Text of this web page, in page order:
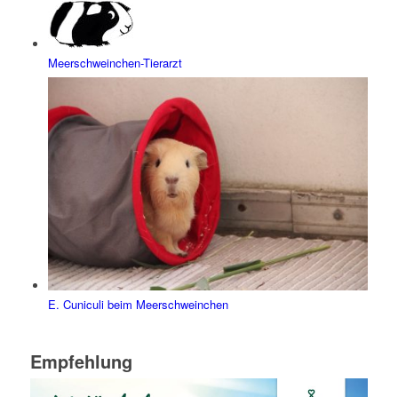
Meerschweinchen-Tierarzt
E. Cuniculi beim Meerschweinchen
Empfehlung